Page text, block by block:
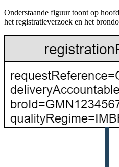
Onderstaande figuur toont op
het registratieverzoek en het